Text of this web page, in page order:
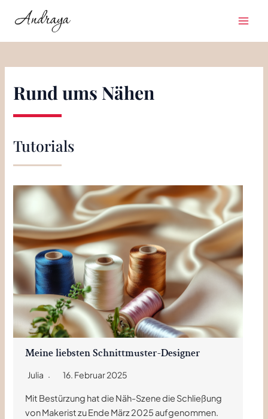
Inhalt
Rund ums Nähen
Tutorials
Meine liebsten Schnittmuster-Designer
Julia 16. Februar 2025
Mit Bestürzung hat die Näh-Szene die Schließung
von Makerist zu Ende März 2025 aufgenommen.